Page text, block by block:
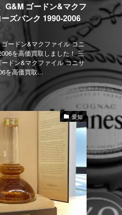
G&M ゴードン&マクフ
ズバンク 1990-2006
ードン&マクファイル コニ
を高価買取しました！ 三
ドン&マクファイル コニサ
を高価買取...
愛知